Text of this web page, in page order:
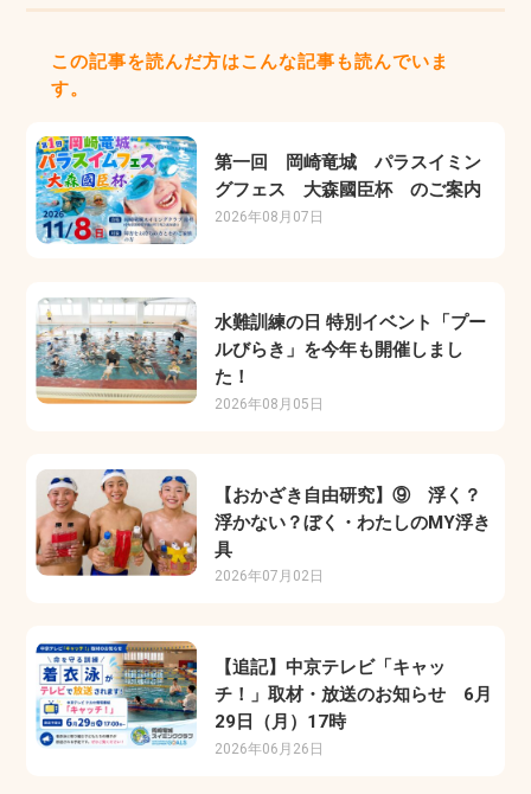
この記事を読んだ方はこんな記事も読んでいま
す。
第一回 岡崎竜城 パラスイミン
グフェス 大森國臣杯 のご案内
2026年08月07日
水難訓練の日 特別イベント「プー
ルびらき」を今年も開催しまし
た！
2026年08月05日
【おかざき自由研究】⑨ 浮く？
浮かない？ぼく・わたしのMY浮き
具
2026年07月02日
【追記】中京テレビ「キャッ
チ！」取材・放送のお知らせ 6月
29日（月）17時
2026年06月26日